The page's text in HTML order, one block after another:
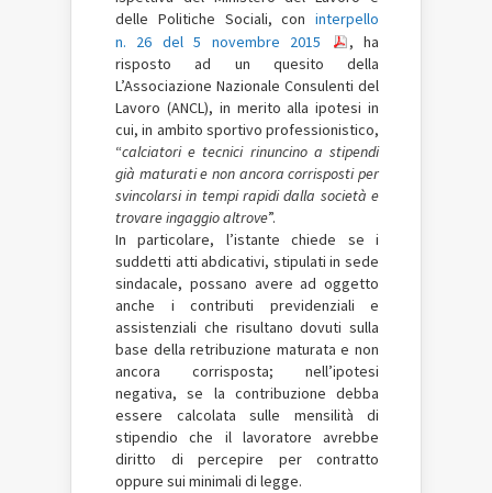
delle Politiche Sociali, con interpello
n. 26 del 5 novembre 2015
, ha
risposto ad un quesito della
L’Associazione Nazionale Consulenti del
Lavoro (ANCL), in merito alla ipotesi in
cui, in ambito sportivo professionistico,
“calciatori e tecnici rinuncino a stipendi
già maturati e non ancora corrisposti per
svincolarsi in tempi rapidi dalla società e
trovare ingaggio altrove”.
In particolare, l’istante chiede se i
suddetti atti abdicativi, stipulati in sede
sindacale, possano avere ad oggetto
anche i contributi previdenziali e
assistenziali che risultano dovuti sulla
base della retribuzione maturata e non
ancora corrisposta; nell’ipotesi
negativa, se la contribuzione debba
essere calcolata sulle mensilità di
stipendio che il lavoratore avrebbe
diritto di percepire per contratto
oppure sui minimali di legge.